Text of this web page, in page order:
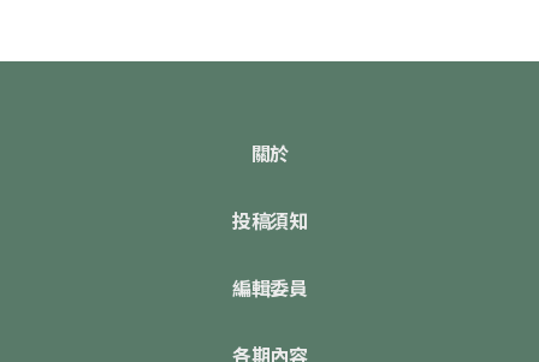
關於
投稿須知
編輯委員
各期內容